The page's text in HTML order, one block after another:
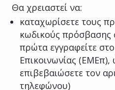
Θα χρειαστεί να:
καταχωρίσετε τους
κωδικούς
πρώτα εγγραφείτε
Επικοινωνίας (ΕΜΕπ),
επιβεβαιώσετε τον
τηλεφώνου)